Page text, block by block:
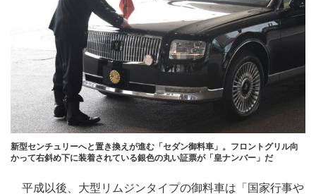
新型センチュリーへと置き換えが進む「セダン御料車」。フロントグリル向
かって右斜め下に装着されている銀色の丸い証票が「皇ナンバー」だ
平成以後、大型リムジンタイプの御料車は「国家行事や